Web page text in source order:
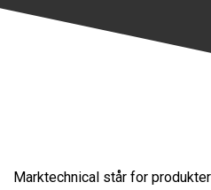
Marktechnical står for